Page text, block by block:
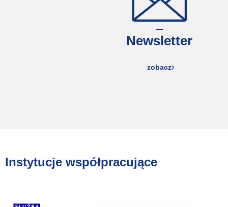
Newsletter
zobacz
Instytucje współpracujące